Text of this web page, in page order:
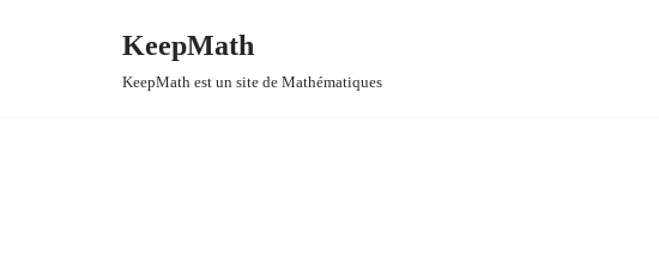
KeepMath
KeepMath est un site de Mathématiques